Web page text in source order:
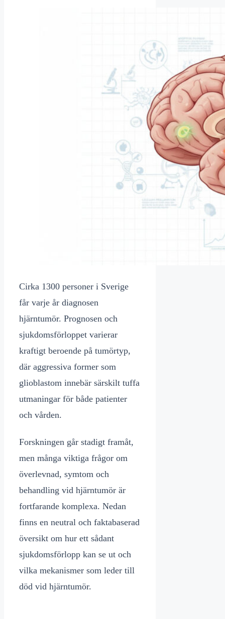
Cirka 1300 personer i Sverige
får varje år diagnosen
hjärntumör. Prognosen och
sjukdomsförloppet varierar
kraftigt beroende på tumörtyp,
där aggressiva former som
glioblastom innebär särskilt tuffa
utmaningar för både patienter
och vården.
Forskningen går stadigt framåt,
men många viktiga frågor om
överlevnad, symtom och
behandling vid hjärntumör är
fortfarande komplexa. Nedan
finns en neutral och faktabaserad
översikt om hur ett sådant
sjukdomsförlopp kan se ut och
vilka mekanismer som leder till
död vid hjärntumör.